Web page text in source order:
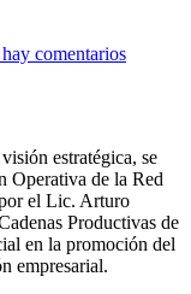
comentarios
estratégica, se
Operativa de la Red
el Lic. Arturo
Productivas de
en la promoción del
empresarial.